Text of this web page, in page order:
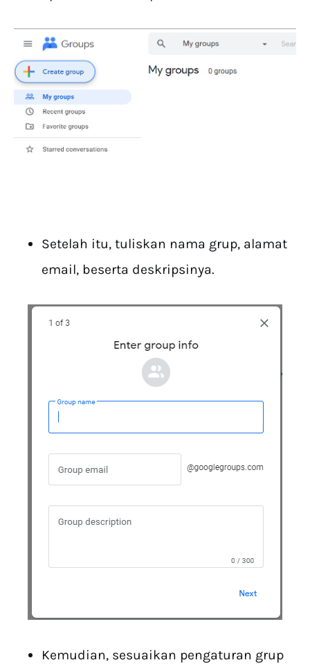
Setelah itu, tuliskan nama grup, alamat
email, beserta deskripsinya.
Kemudian, sesuaikan pengaturan grup